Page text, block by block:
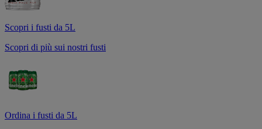
Scopri i fusti da 5L
Scopri di più sui nostri fusti
Ordina i fusti da 5L